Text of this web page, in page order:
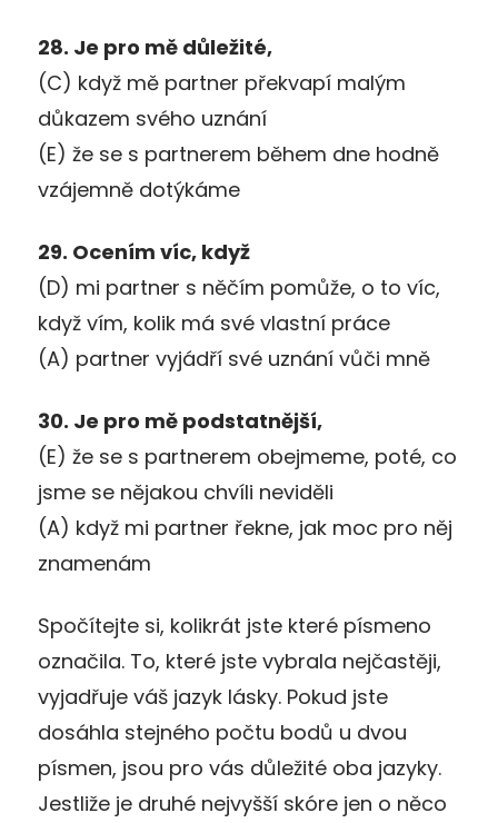
28. Je pro mě důležité,
(C) když mě partner překvapí malým
důkazem svého uznání
(E) že se s partnerem během dne hodně
vzájemně dotýkáme
29. Ocením víc, když
(D) mi partner s něčím pomůže, o to víc,
když vím, kolik má své vlastní práce
(A) partner vyjádří své uznání vůči mně
30. Je pro mě podstatnější,
(E) že se s partnerem obejmeme, poté, co
jsme se nějakou chvíli neviděli
(A) když mi partner řekne, jak moc pro něj
znamenám
Spočítejte si, kolikrát jste které písmeno
označila. To, které jste vybrala nejčastěji,
vyjadřuje váš jazyk lásky. Pokud jste
dosáhla stejného počtu bodů u dvou
písmen, jsou pro vás důležité oba jazyky.
Jestliže je druhé nejvyšší skóre jen o něco